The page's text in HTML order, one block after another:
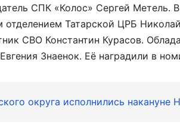
СПК «Колос» Сергей Метель.
Татарской ЦРБ
СВО Константин Курасов.
Знаенок. Её наградили в
округа исполнились накануне